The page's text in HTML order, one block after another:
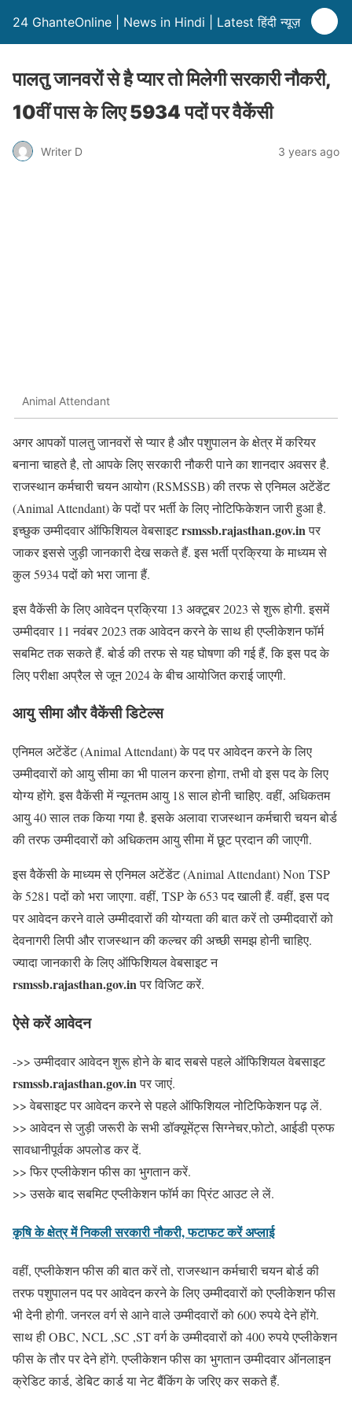
24 GhanteOnline | News in Hindi | Latest हिंदी न्यूज़
पालतु जानवरों से है प्यार तो मिलेगी सरकारी नौकरी,
10वीं पास के लिए 5934 पदों पर वैकेंसी
Writer D 3 years ago
Animal Attendant
अगर आपकों पालतु जानवरों से प्यार है और पशुपालन के क्षेत्र में करियर
बनाना चाहते है, तो आपके लिए सरकारी नौकरी पाने का शानदार अवसर है.
राजस्थान कर्मचारी चयन आयोग (RSMSSB) की तरफ से एनिमल अटेंडेंट
(Animal Attendant) के पदों पर भर्ती के लिए नोटिफिकेशन जारी हुआ है.
इच्छुक उम्मीदवार ऑफिशियल वेबसाइटrsmssb.rajasthan.gov.inपर
जाकर इससे जुड़ी जानकारी देख सकते हैं. इस भर्ती प्रक्रिया के माध्यम से
कुल 5934 पदों को भरा जाना हैं.
इस वैकेंसी के लिए आवेदन प्रक्रिया 13 अक्टूबर 2023 से शुरू होगी. इसमें
उम्मीदवार 11 नवंबर 2023 तक आवेदन करने के साथ ही एप्लीकेशन फॉर्म
सबमिट तक सकते हैं. बोर्ड की तरफ से यह घोषणा की गई हैं, कि इस पद के
लिए परीक्षा अप्रैल से जून 2024 के बीच आयोजित कराई जाएगी.
आयु सीमा और वैकेंसी डिटेल्स
एनिमल अटेंडेंट (Animal Attendant) के पद पर आवेदन करने के लिए
उम्मीदवारों को आयु सीमा का भी पालन करना होगा, तभी वो इस पद के लिए
योग्य होंगे. इस वैकेंसी में न्यूनतम आयु 18 साल होनी चाहिए. वहीं, अधिकतम
आयु 40 साल तक किया गया है. इसके अलावा राजस्थान कर्मचारी चयन बोर्ड
की तरफ उम्मीदवारों को अधिकतम आयु सीमा में छूट प्रदान की जाएगी.
इस वैकेंसी के माध्यम से एनिमल अटेंडेंट (Animal Attendant) Non TSP
के 5281 पदों को भरा जाएगा. वहीं, TSP के 653 पद खाली हैं. वहीं, इस पद
पर आवेदन करने वाले उम्मीदवारों की योग्यता की बात करें तो उम्मीदवारों को
देवनागरी लिपी और राजस्थान की कल्चर की अच्छी समझ होनी चाहिए.
ज्यादा जानकारी के लिए ऑफिशियल वेबसाइट न
rsmssb.rajasthan.gov.inपर विजिट करें.
ऐसे करें आवेदन
->> उम्मीदवार आवेदन शुरू होने के बाद सबसे पहले ऑफिशियल वेबसाइट
rsmssb.rajasthan.gov.inपर जाएं.
>> वेबसाइट पर आवेदन करने से पहले ऑफिशियल नोटिफिकेशन पढ़ लें.
>> आवेदन से जुड़ी जरूरी के सभी डॉक्यूमेंट्स सिग्नेचर,फोटो, आईडी प्रुफ
सावधानीपूर्वक अपलोड कर दें.
>> फिर एप्लीकेशन फीस का भुगतान करें.
>> उसके बाद सबमिट एप्लीकेशन फॉर्म का प्रिंट आउट ले लें.
कृषि के क्षेत्र में निकली सरकारी नौकरी, फटाफट करें अप्लाई
वहीं, एप्लीकेशन फीस की बात करें तो, राजस्थान कर्मचारी चयन बोर्ड की
तरफ पशुपालन पद पर आवेदन करने के लिए उम्मीदवारों को एप्लीकेशन फीस
भी देनी होगी. जनरल वर्ग से आने वाले उम्मीदवारों को 600 रुपये देने होंगे.
साथ ही OBC, NCL ,SC ,ST वर्ग के उम्मीदवारों को 400 रुपये एप्लीकेशन
फीस के तौर पर देने होंगे. एप्लीकेशन फीस का भुगतान उम्मीदवार ऑनलाइन
क्रेडिट कार्ड, डेबिट कार्ड या नेट बैंकिंग के जरिए कर सकते हैं.